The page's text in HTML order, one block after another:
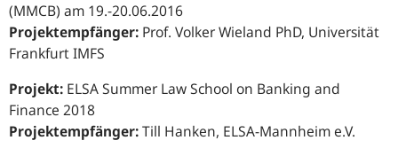
(MMCB) am 19.-20.06.2016
Projektempfänger: Prof. Volker Wieland PhD, Universität
Frankfurt IMFS
Projekt: ELSA Summer Law School on Banking and
Finance 2018
Projektempfänger:Till Hanken, ELSA-Mannheim e.V.